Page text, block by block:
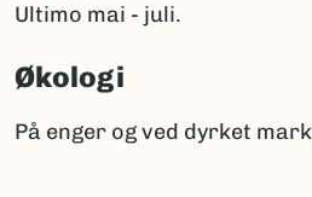
Ultimo mai - juli.
Økologi
På enger og ved dyrket